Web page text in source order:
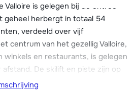
Valloire is gelegen bij de entree
geheel herbergt in totaal 54
verdeeld over vijf
centrum van het gezellig Valloire,
winkels en restaurants, is gelegen
De skilift en piste zijn op
du Valloire te vinden. Voor de